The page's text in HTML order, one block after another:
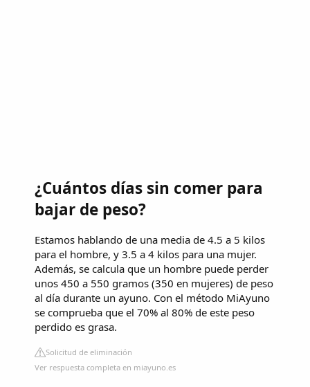
¿Cuántos días sin comer para
bajar de peso?
Estamos hablando de una media de 4.5 a 5 kilos
para el hombre, y 3.5 a 4 kilos para una mujer.
Además, se calcula que un hombre puede perder
unos 450 a 550 gramos (350 en mujeres) de peso
al día durante un ayuno. Con el método MiAyuno
se comprueba que el 70% al 80% de este peso
perdido es grasa.
Solicitud de eliminación
Ver respuesta completa en miayuno.es